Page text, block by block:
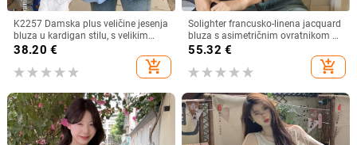
K2257 Damska plus veličine jesenja
bluza u kardigan stilu, s velikim
ovratnikom, dvostrukim slojem i
čipkastim rubom, sladak izgled
38.20 €
add_shopping_cart
Solighter francusko-linena jacquard
bluza s asimetričnim ovratnikom za
žene, dugi rukavi, proljeće 2026
55.32 €
add_shopping_cart